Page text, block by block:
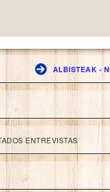
ALBISTEAK -
ENTREVISTAS